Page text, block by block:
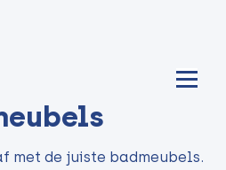
met de juiste badmeubels.